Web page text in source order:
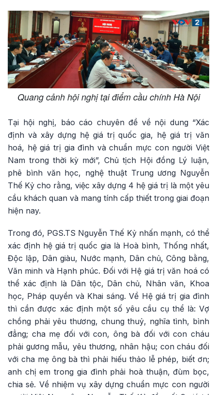
Quang cảnh hội nghị tại điểm cầu chính Hà Nội
Tại hội nghị, báo cáo chuyên đề về nội dung “Xác
định và xây dựng hệ giá trị quốc gia, hệ giá trị văn
hoá, hệ giá trị gia đình và chuẩn mực con người Việt
Nam trong thời kỳ mới”, Chủ tịch Hội đồng Lý luận,
phê bình văn học, nghệ thuật Trung ương Nguyễn
Thế Kỷ cho rằng, việc xây dựng 4 hệ giá trị là một yêu
cầu khách quan và mang tính cấp thiết trong giai đoạn
hiện nay.
Trong đó, PGS.TS Nguyễn Thế Kỷ nhấn mạnh, có thể
xác định hệ giá trị quốc gia là Hoà bình, Thống nhất,
Độc lập, Dân giàu, Nước mạnh, Dân chủ, Công bằng,
Văn minh và Hạnh phúc. Đối với Hệ giá trị văn hoá có
thể xác định là Dân tộc, Dân chủ, Nhân văn, Khoa
học, Pháp quyền và Khai sáng. Về Hệ giá trị gia đình
thì cần được xác định một số yêu cầu cụ thể là: Vợ
chồng phải yêu thương, chung thuỷ, nghĩa tình, bình
đẳng; cha mẹ đối với con, ông bà đối với con cháu
phải gương mẫu, yêu thương, nhân hậu; con cháu đối
với cha mẹ ông bà thì phải hiếu thảo lễ phép, biết ơn;
anh chị em trong gia đình phải hoà thuận, đùm bọc,
chia sẻ. Về nhiệm vụ xây dựng chuẩn mực con người